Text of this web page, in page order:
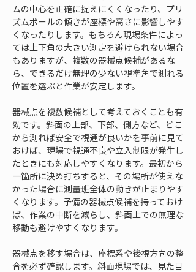
ムの中心を正確に捉えにくくなったり、プリ
ズムポールの傾きが座標や高さに影響しやす
くなったりします。もちろん現場条件によっ
ては上下角の大きい測定を避けられない場合
もありますが、複数の器械点候補があるな
ら、できるだけ無理の少ない視準角で測れる
位置を選ぶと作業が安定します。
器械点を複数候補として考えておくことも有
効です。斜面の上部、下部、側方など、どこ
から測れば安全で視通が良いかを事前に見て
おけば、現場で視通不良や立入制限が発生し
たときにも対応しやすくなります。最初から
一箇所に決め打ちすると、その場所が使えな
かった場合に測量班全体の動きが止まりやす
くなります。予備の器械点候補を持っておけ
ば、作業の中断を減らし、斜面上での無理な
移動も避けやすくなります。
器械点を移す場合は、座標系や後視方向の整
合を必ず確認します。斜面現場では、見た目